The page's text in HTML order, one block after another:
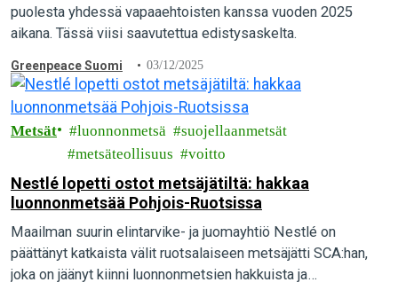
puolesta yhdessä vapaaehtoisten kanssa vuoden 2025
aikana. Tässä viisi saavutettua edistysaskelta.
Greenpeace Suomi 03/12/2025
Metsät luonnonmetsä
suojellaanmetsät
metsäteollisuus
voitto
Nestlé lopetti ostot metsäjätiltä: hakkaa
luonnonmetsää Pohjois-Ruotsissa
Maailman suurin elintarvike- ja juomayhtiö Nestlé on
päättänyt katkaista välit ruotsalaiseen metsäjätti SCA:han,
joka on jäänyt kiinni luonnonmetsien hakkuista ja